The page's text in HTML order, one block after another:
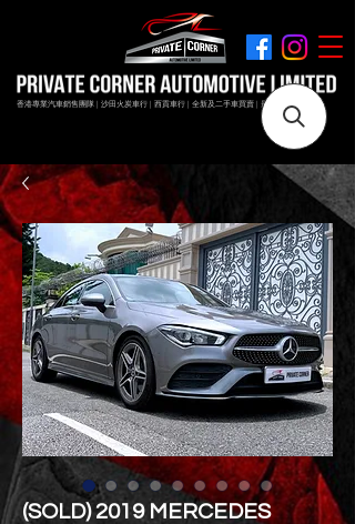
香港專業汽車銷售團隊 | 沙田火炭車行 | 西貢車行 | 全新及二手車買賣 | 最短時間極速成交
(SOLD) 2019 MERCEDES